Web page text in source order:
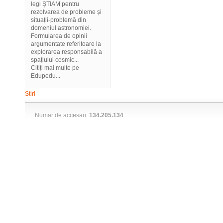
legi ȘTIAM pentru
rezolvarea de probleme și
situații-problemă din
domeniul astronomiei.
Formularea de opinii
argumentate referitoare la
explorarea responsabilă a
spațiului cosmic...
Citiți mai multe pe
Edupedu...
Stiri
Numar de accesari: 134.205.134